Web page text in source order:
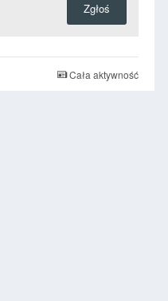
Zgłoś
Cała aktywność